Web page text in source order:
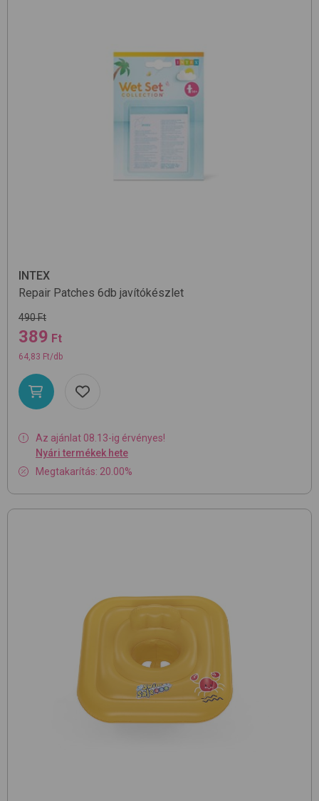
INTEX
Repair Patches 6db javítókészlet
490 Ft
389 Ft
64,83 Ft/db
Az ajánlat 08.13-ig érvényes!
Nyári termékek hete
Megtakarítás: 20.00%